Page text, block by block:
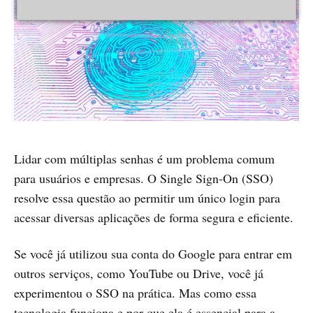
Lidar com múltiplas senhas é um problema comum
para usuários e empresas. O Single Sign-On (SSO)
resolve essa questão ao permitir um único login para
acessar diversas aplicações de forma segura e eficiente.
Se você já utilizou sua conta do Google para entrar em
outros serviços, como YouTube ou Drive, você já
experimentou o SSO na prática. Mas como essa